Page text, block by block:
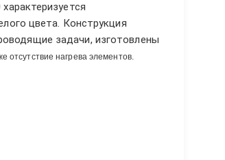
цвета. Конструкция
задачи, изготовлены
отсутствие нагрева элементов.